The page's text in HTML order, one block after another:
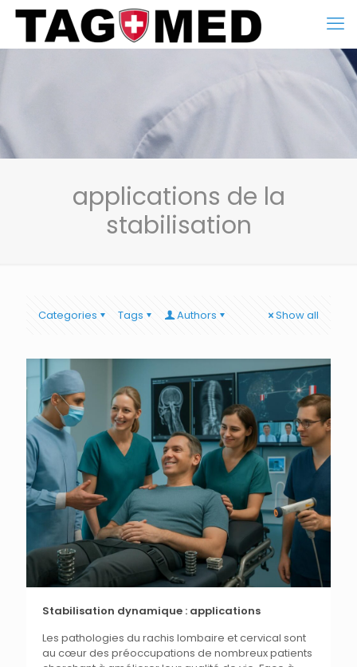
applications de la
stabilisation
Categories Tags Authors Show all
Stabilisation dynamique : applications
Les pathologies du rachis lombaire et cervical sont
au cœur des préoccupations de nombreux patients